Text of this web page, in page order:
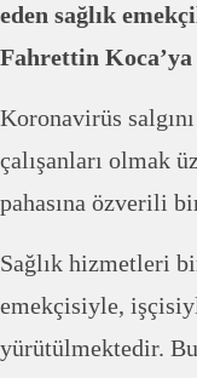
eden sağlık
Fahrettin Koca’ya
Koronavirüs
çalışanları olmak
pahasına özverili
Sağlık hizmetleri
emekçisiyle,
yürütülmektedir. Bu